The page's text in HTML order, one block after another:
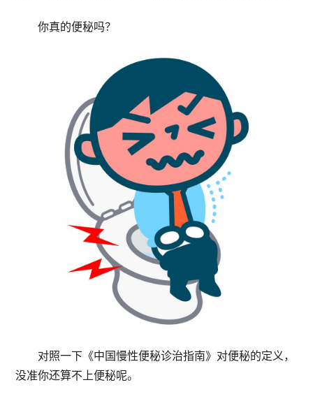
你真的便秘吗？
对照一下《中国慢性便秘诊治指南》对便秘的定义，
没准你还算不上便秘呢。